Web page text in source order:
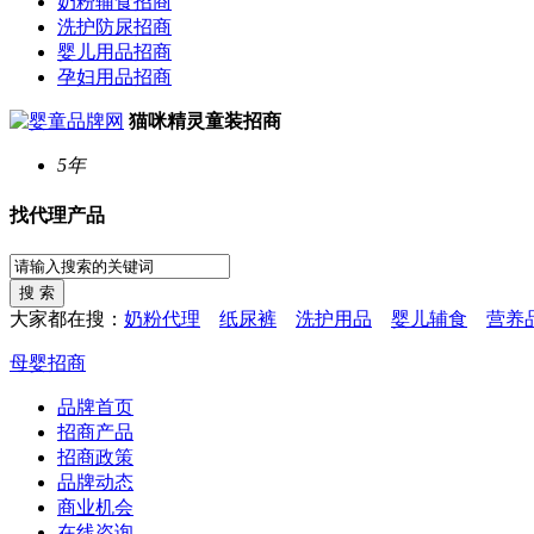
洗护防尿招商
婴儿用品招商
孕妇用品招商
猫咪精灵童装招商
5年
找代理产品
大家都在搜： 奶粉代理 纸尿裤 洗护用品 婴儿辅食 营养
母婴招商
品牌首页
招商产品
招商政策
品牌动态
商业机会